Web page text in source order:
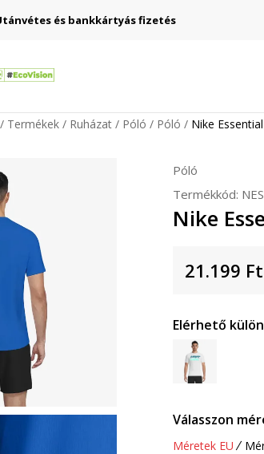
és bankkártyás fizetés
Termékek Ruházat Póló Póló Nike Essential
Póló
Termékkód:
Nike
21.199 Ft
Elérhető
Válasszon
Méretek EU